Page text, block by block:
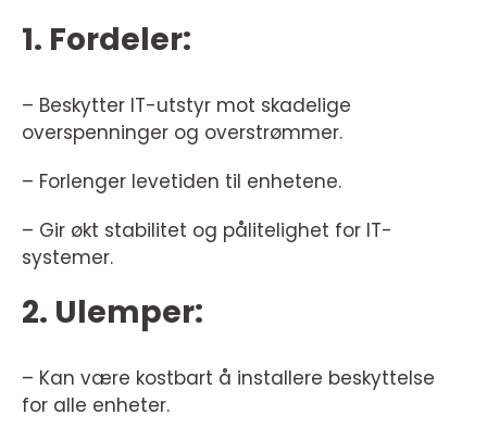
1. Fordeler:
– Beskytter IT-utstyr mot skadelige
overspenninger og overstrømmer.
– Forlenger levetiden til enhetene.
– Gir økt stabilitet og pålitelighet for IT-
systemer.
2. Ulemper:
– Kan være kostbart å installere beskyttelse
for alle enheter.